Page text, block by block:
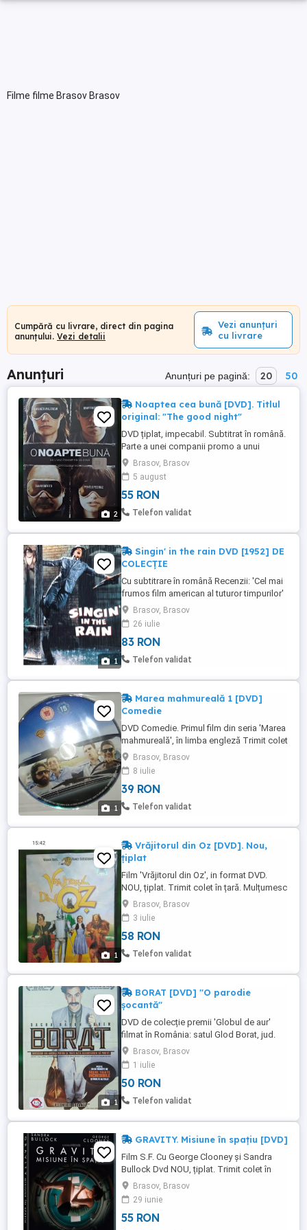
Filme filme Brasov Brasov
Cumpără cu livrare, direct din pagina
anunțului. Vezi detalii
Vezi anunțuri
cu livrare
Anunțuri Anunțuri pe pagină: 20 50
2
Noaptea cea bună [DVD]. Titlul
original: "The good night"
DVD țiplat, impecabil. Subtitrat în română.
Parte a unei companii promo a unui
cunoscut brand auto (vizual promo în
interiorul carcasei filmului) Trimit colet în
țară. Mulțumesc
Brasov, Brasov
5 august
55 RON
Telefon validat
1
Singin' in the rain DVD [1952] DE
COLECȚIE
Cu subtitrare în română Recenzii: 'Cel mai
frumos film american al tuturor timpurilor'
"Gene Kelly and Singin' in the rain, for
ever" Trimit colet în țară Mulțumesc
Brasov, Brasov
26 iulie
83 RON
Telefon validat
1
Marea mahmureală 1 [DVD]
Comedie
DVD Comedie. Primul film din seria 'Marea
mahmureală', în limba engleză Trimit colet
în țară. Mulțumesc
Brasov, Brasov
8 iulie
39 RON
Telefon validat
1
Vrăjitorul din Oz [DVD]. Nou,
țiplat
Film 'Vrăjitorul din Oz', in format DVD.
NOU, țiplat. Trimit colet în țară. Mulțumesc
Brasov, Brasov
3 iulie
58 RON
Telefon validat
1
BORAT [DVD] ''O parodie
șocantă''
DVD de colecție premii 'Globul de aur'
filmat în România: satul Glod Borat, jud.
Dâmbovița Trimit colet în țară. Mulțumesc
Brasov, Brasov
1 iulie
50 RON
Telefon validat
GRAVITY. Misiune în spațiu [DVD]
Film S.F. Cu George Clooney și Sandra
Bullock Dvd NOU, țiplat. Trimit colet în
țară. Mulțumesc
Brasov, Brasov
29 iunie
55 RON